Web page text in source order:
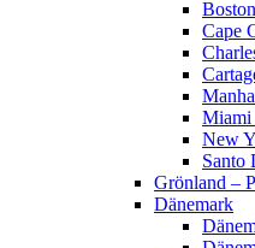
Cape
Miami
New
Santo
Grönland –
Dänemark